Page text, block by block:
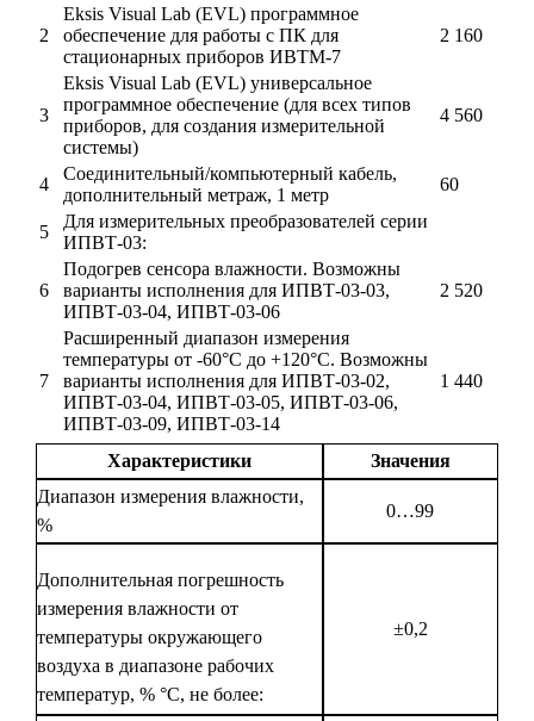
2
Eksis Visual Lab (EVL) программное
обеспечение для работы с ПК для
стационарных приборов ИВТМ-7
2 160
3
Eksis Visual Lab (EVL) универсальное
программное обеспечение (для всех типов
приборов, для создания измерительной
системы)
4 560
4
Соединительный/компьютерный кабель,
дополнительный метраж, 1 метр
60
5
Для измерительных преобразователей серии
ИПВТ-03:
6
Подогрев сенсора влажности. Возможны
варианты исполнения для ИПВТ-03-03,
ИПВТ-03-04, ИПВТ-03-06
2 520
7
Расширенный диапазон измерения
температуры от -60°С до +120°С. Возможны
варианты исполнения для ИПВТ-03-02,
ИПВТ-03-04, ИПВТ-03-05, ИПВТ-03-06,
ИПВТ-03-09, ИПВТ-03-14
1 440
Характеристики
Значения
Диапазон измерения влажности,
%
0…99
Дополнительная погрешность
измерения влажности от
температуры окружающего
воздуха в диапазоне рабочих
температур, % °С, не более:
±0,2